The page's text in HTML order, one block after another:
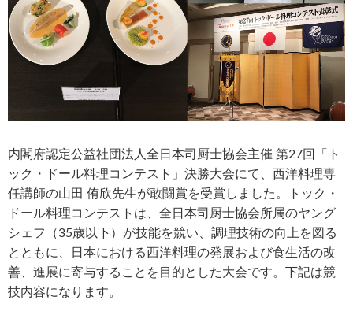
内閣府認定公益社団法人全日本司厨士協会主催 第27回「ト
ック・ドール料理コンテスト」決勝大会にて、西洋料理専
任講師の山田 侑欣先生が敢闘賞を受賞しました。トック・
ドール料理コンテストは、全日本司厨士協会所属のヤング
シェフ（35歳以下）が技能を競い、調理技術の向上を図る
とともに、日本における西洋料理の発展および食生活の改
善、進展に寄与することを目的とした大会です。下記は競
技内容になります。